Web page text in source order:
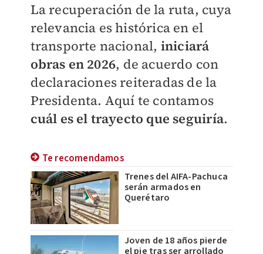
La recuperación de la ruta, cuya
relevancia es histórica en el
transporte nacional, iniciará
obras en 2026, de acuerdo con
declaraciones reiteradas de la
Presidenta. Aquí te contamos
cuál es el trayecto que seguiría.
Te recomendamos
Trenes del AIFA-Pachuca
serán armados en
Querétaro
Joven de 18 años pierde
el pie tras ser arrollado